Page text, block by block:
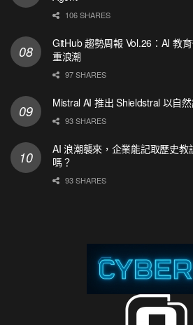
106 SHARES
GitHub 趨勢周報 Vol.26：AI 教
重浪潮
97 SHARES
Mistral AI 推出 Shieldstral 以自
93 SHARES
AI 浪潮襲來，企業能記取歷史
嗎？
93 SHARES